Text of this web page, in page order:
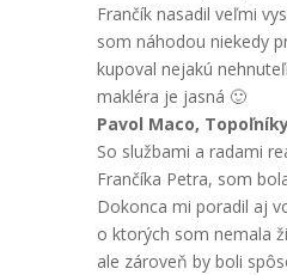
Frančík nasadil veľmi
som náhodou niekedy
kupoval nejakú
makléra je jasná 🙂
Pavol Maco,
So službami a radami
Frančíka Petra, som
Dokonca mi poradil aj
o ktorých som nemala
ale zároveň by boli